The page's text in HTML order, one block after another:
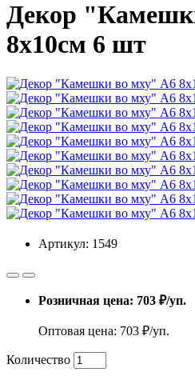
Декор
8x10см 6 шт
Артикул: 1549
Розничная цена: 703 ₽/уп.
Оптовая цена: 703 ₽/уп.
Количество